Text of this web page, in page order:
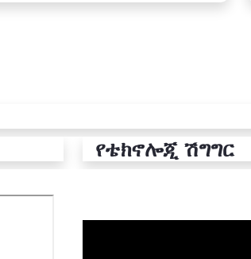
የቴክኖሎጂ ሽግግር